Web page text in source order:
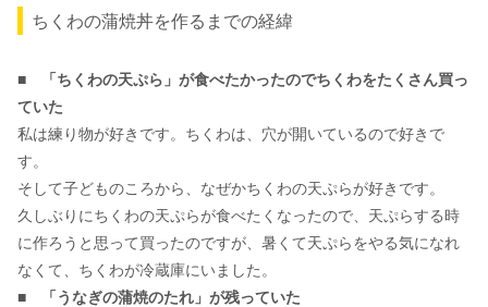
ちくわの蒲焼丼を作るまでの経緯
■
「ちくわの天ぷら」が食べたかったのでちくわをたくさん買っ
ていた
私は練り物が好きです。ちくわは、穴が開いているので好きで
す。
そして子どものころから、なぜかちくわの天ぷらが好きです。
久しぶりにちくわの天ぷらが食べたくなったので、天ぷらする時
に作ろうと思って買ったのですが、暑くて天ぷらをやる気になれ
なくて、ちくわが冷蔵庫にいました。
■
「うなぎの蒲焼のたれ」が残っていた